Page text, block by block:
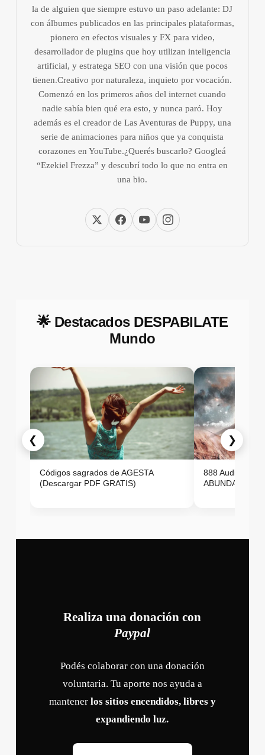
la de alguien que siempre estuvo un paso adelante: DJ
con álbumes publicados en las principales plataformas,
pionero en efectos visuales y FX para video,
desarrollador de plugins que hoy utilizan inteligencia
artificial, y estratega SEO con una visión que pocos
tienen.Creativo por naturaleza, inquieto por vocación.
Comenzó en los primeros años del internet cuando
nadie sabía bien qué era esto, y nunca paró. Hoy
además es el creador de Las Aventuras de Puppy, una
serie de animaciones para niños que ya conquista
corazones en YouTube.¿Querés buscarlo? Googleá
“Ezekiel Frezza” y descubrí todo lo que no entra en
una bio.
🌟 Destacados DESPABILATE
Mundo
❮
Códigos sagrados de AGESTA
(Descargar PDF GRATIS)
888 Audio
ABUNDANCIA
❯
Realiza una donación con
Paypal
Podés colaborar con una donación
voluntaria. Tu aporte nos ayuda a
mantener los sitios encendidos, libres y
expandiendo luz.